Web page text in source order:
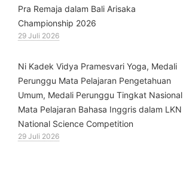
Pra Remaja dalam Bali Arisaka
Championship 2026
29 Juli 2026
⁠Ni Kadek Vidya Pramesvari Yoga, Medali
Perunggu Mata Pelajaran Pengetahuan
Umum, Medali Perunggu Tingkat Nasional
Mata Pelajaran Bahasa Inggris dalam LKN
National Science Competition
29 Juli 2026